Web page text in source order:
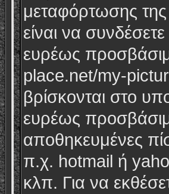
μεταφόρτωσης
είναι να
ευρέως
place.net/my-
βρίσκονται στο
ευρέως
αποθηκευμένες
π.χ. hotmail ή
κλπ. Για να